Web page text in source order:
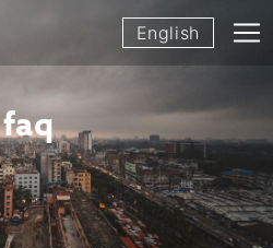
English
faq